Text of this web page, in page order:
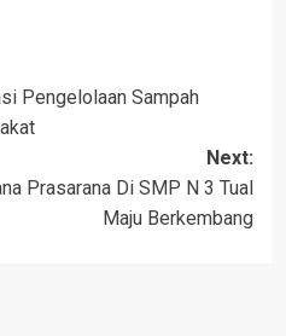
Pengelolaan Sampah
Next:
Prasarana Di SMP N 3 Tual
Maju Berkembang